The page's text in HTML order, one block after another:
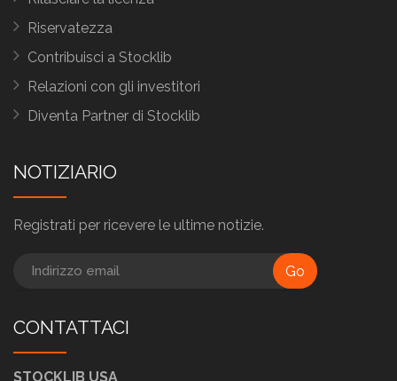
Riservatezza
Contribuisci a Stocklib
Relazioni con gli investitori
Diventa Partner di Stocklib
NOTIZIARIO
Registrati per ricevere le ultime notizie.
Go
CONTATTACI
STOCKLIB USA